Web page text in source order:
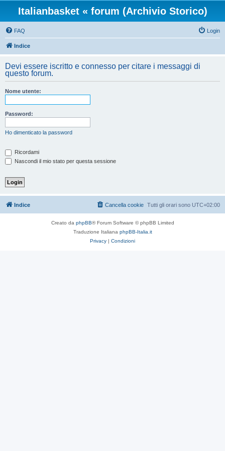
Italianbasket « forum (Archivio Storico)
FAQ Login
Indice
Devi essere iscritto e connesso per citare i messaggi di
questo forum.
Nome utente:
Password:
Ho dimenticato la password
Ricordami
Nascondi il mio stato per questa sessione
Indice Tutti gli orari sono UTC+02:00
Cancella cookie
Creato da phpBB® Forum Software © phpBB Limited
Traduzione Italiana phpBB-Italia.it
Privacy | Condizioni